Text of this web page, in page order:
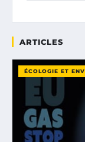
ARTICLES
ÉCOLOGIE ET